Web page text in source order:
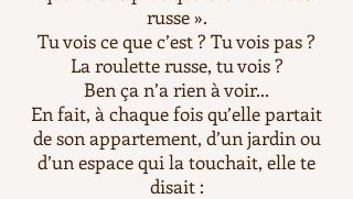
russe ».
Tu vois ce que c’est ? Tu vois pas ?
La roulette russe, tu vois ?
Ben ça n’a rien à voir...
En fait, à chaque fois qu’elle partait
de son appartement, d’un jardin ou
d’un espace qui la touchait, elle te
disait :